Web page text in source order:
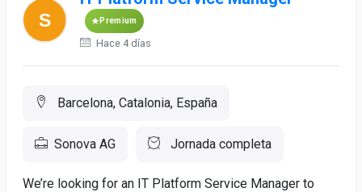
Premium
Hace 4 días
Barcelona, Catalonia, España
Sonova AG Jornada completa
We’re looking for an IT Platform Service Manager to